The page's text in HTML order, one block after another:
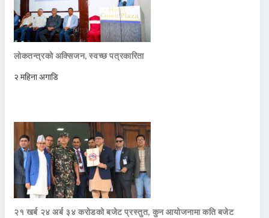
लोकतन्त्रको अक्सिजन, स्वच्छ पत्रकारिता
२ महिना अगाडि
२१ खर्ब २४ अर्ब ३४ करोडको बजेट प्रस्तुत, कुन आयोजनामा कति बजेट